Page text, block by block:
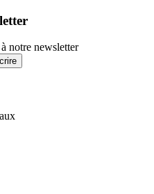
notre newsletter